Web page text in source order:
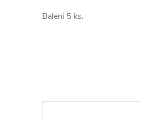
Balení 5 ks.